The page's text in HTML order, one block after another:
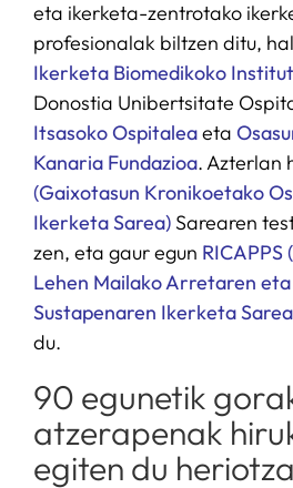
eta ikerketa-zentrotako
profesionalak biltzen ditu,
Ikerketa Biomedikoko
Donostia Unibertsitate
Itsasoko Ospitaleaeta
Kanaria Fundazioa. Azterlan
(Gaixotasun Kronikoetako
Ikerketa Sarea)Sarearen
zen, eta gaur egun
Lehen Mailako Arretaren
Sustapenaren Ikerketa
du.
90 egunetik
atzerapenak
egiten du